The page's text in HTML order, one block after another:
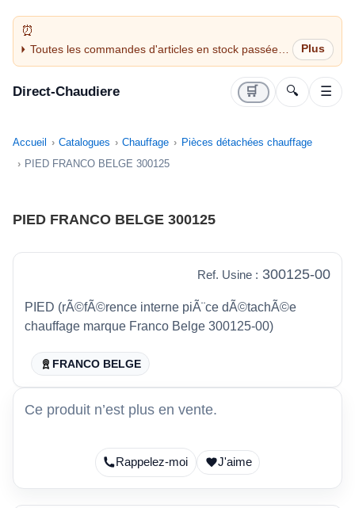
Toutes les commandes d'articles en stock passées
avant 14H sont expédiées le jour même (jours
Direct-Chaudiere 🛒 🔍 ☰
Accueil Catalogues Chauffage
Pièces détachées chauffage
PIED FRANCO BELGE 300125
PIED FRANCO BELGE 300125
Ref. Usine : 300125-00
PIED (rÃ©fÃ©rence interne piÃ¨ce dÃ©tachÃ©e
chauffage marque Franco Belge 300125-00)
FRANCO BELGE
Ce produit n’est plus en vente.
Rappelez-moi J'aime